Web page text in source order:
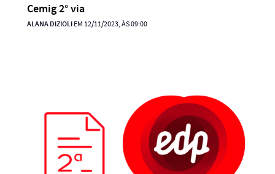
Cemig 2° via
ALANA DIZIOLIEM 12/11/2023, ÀS 09:00